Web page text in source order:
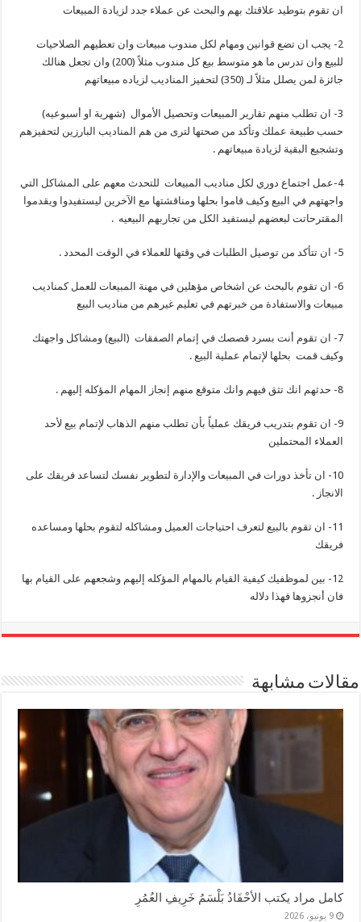
ان تقوم بتوطيد علاقتك بهم والبحث عن عملاء جدد لزيادة المبيعات
2- يجب ان تضع قوانين ومهام لكل مندوب مبيعات وان تعطيهم الصلاحيات
للبيع وان تدرس ما هو متوسط بيع كل مندوب مثلاً (200) وان تجعل هنالك
جائزة لمن يصلل مثلاً لـ (350) لتحفيز المناديب لزياده مبيعاتهم
3- ان تطلب منهم تقارير المبيعات وتحصيل الأموال (شهرية او أسبوعيه)
حسب طبيعة عملك وتأكد من صحتها لترى من هم المناديب البارزين لتحفيزهم
وتشجيع البقية لزيادة مبيعاتهم .
4-عمل اجتماع دوري لكل مناديب المبيعات للتحدث معهم على المشاكل التي
واجهتهم في البيع وكيف قاموا بحلها ومناقشتها مع الآخرين ليستفيدوا ويقدموا
المقترحاتت لبعضهم ليستفيد الكل من تجاربهم البيعيه .
5- ان تتأكد من توصيل الطلبات في وقتها للعملاء في الوقت المحدد .
6- ان تقوم بالبحث عن اشخاص مؤهلين في مهنة المبيعات للعمل كمناديب
مبيعات والاستفادة من خبرتهم في تعليم غيرهم من مناديب البيع
7- ان تقوم أنت بسرد قصصك في إتمام الصفقات (البيع) ومشاكل واجهتك
وكيف قمت بحلها لإتمام عملية البيع .
8- حدثهم انك تثق فيهم وانك متوقع منهم إنجاز المهام المؤكله إليهم .
9- ان تقوم بتدريب فريقك عملياً بأن تطلب منهم الذهاب لإتمام بيع لأحد
العملاء المحتملين
10- ان تأخذ دورات في المبيعات والإدارة لتطوير نفسك لتساعد فريقك على
الانجاز .
11- ان تقوم بالبيع لتعرف احتياجات العميل ومشاكله لتقوم بحلها ومساعده
فريقك
12- بين لموظفيك كيفية القيام بالمهام المؤكله إليهم وشجعهم على القيام بها
فان أنجزوها فهذا دلاله
مقالات مشابهة
كامل مراد يكتب الأحْفَادُ بَلْسَمُ خَرِيفِ العُمُرِ
9 يونيو، 2026